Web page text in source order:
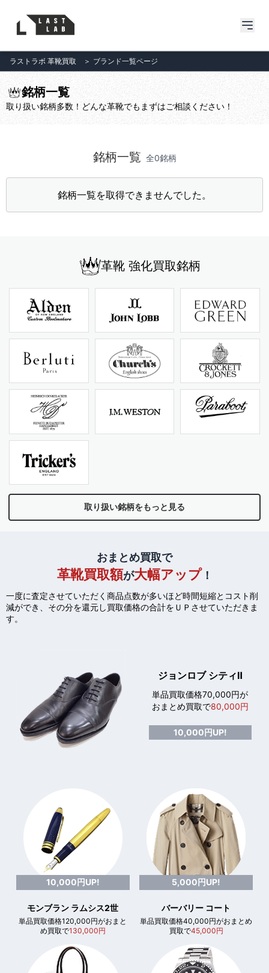
ラストラボ 革靴買取 ＞ ブランド一覧ページ
銘柄一覧
取り扱い銘柄多数！どんな革靴でもまずはご相談ください！
銘柄一覧 全0銘柄
銘柄一覧を取得できませんでした。
革靴 強化買取銘柄
取り扱い銘柄をもっと見る
おまとめ買取で
革靴買取額が大幅アップ！
一度に査定させていただく商品点数が多いほど時間短縮とコスト削
減ができ、 その分を還元し買取価格の合計をＵＰさせていただきま
す。
ジョンロブ シティⅡ
単品買取価格70,000円が
おまとめ買取で80,000円
10,000円UP!
10,000円UP!
モンブラン ラムシス2世
単品買取価格120,000円がおまと
め買取で130,000円
5,000円UP!
バーバリー コート
単品買取価格40,000円がおまとめ
買取で45,000円